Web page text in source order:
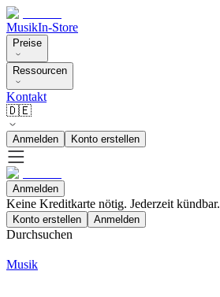
MusikIn-Store
Preise
Ressourcen
Kontakt
🇩🇪
Anmelden Konto erstellen
Anmelden
Keine Kreditkarte nötig. Jederzeit kündbar.
Konto erstellen Anmelden
Durchsuchen
Musik